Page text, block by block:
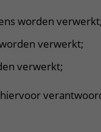
worden verwerkt;
verwerkt;
verwerkt;